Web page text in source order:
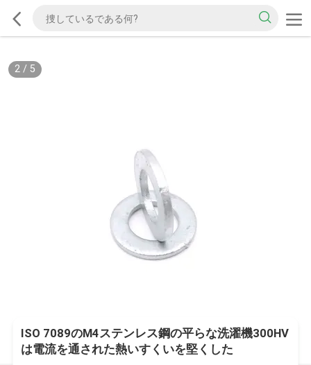
2/ 5
ISO 7089のM4ステンレス鋼の平らな洗濯機300HV
は電流を通された熱いすくいを堅くした